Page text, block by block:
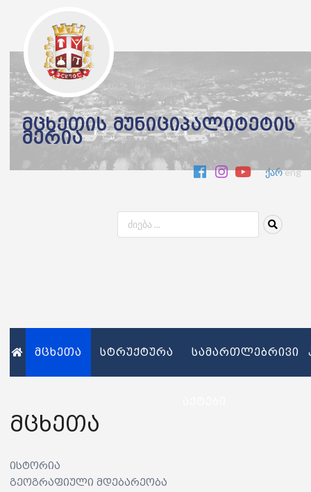
მცხეთის მუნიციპალიტეტის
მერია
ქარeng
მცხეთა სტრუქტურა სამართლებრივი
მცხეთა
ისტორია
გეოგრაფიული მდებარეობა